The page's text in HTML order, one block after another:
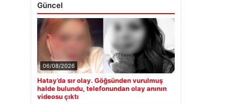
Güncel
06/08/2026
Hatay’da sır olay. Göğsünden vurulmuş
halde bulundu, telefonundan olay anının
videosu çıktı